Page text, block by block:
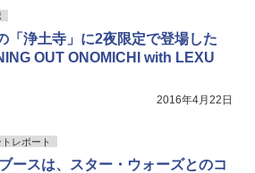
「浄土寺」に2夜限定で登場した
OUT ONOMICHI with LEXU
2016年4月22日
レポート
ースは、スター・ウォーズとのコ